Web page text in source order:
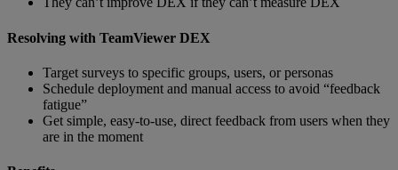
Resolving with TeamViewer DEX
Target surveys to specific groups, users, or personas
Schedule deployment and manual access to avoid “feedback
fatigue”
Get simple, easy-to-use, direct feedback from users when they
are in the moment